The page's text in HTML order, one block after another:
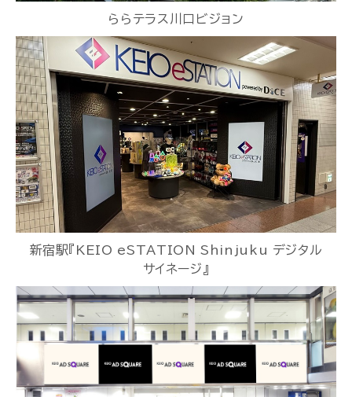
ららテラス川口ビジョン
新宿駅『KEIO eSTATION Shinjuku デジタル
サイネージ』